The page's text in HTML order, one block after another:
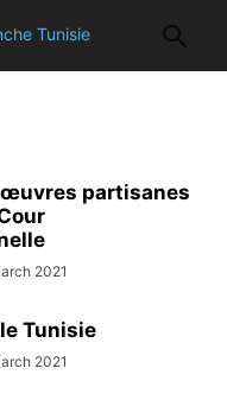
partisanes
2021
Tunisie
2021